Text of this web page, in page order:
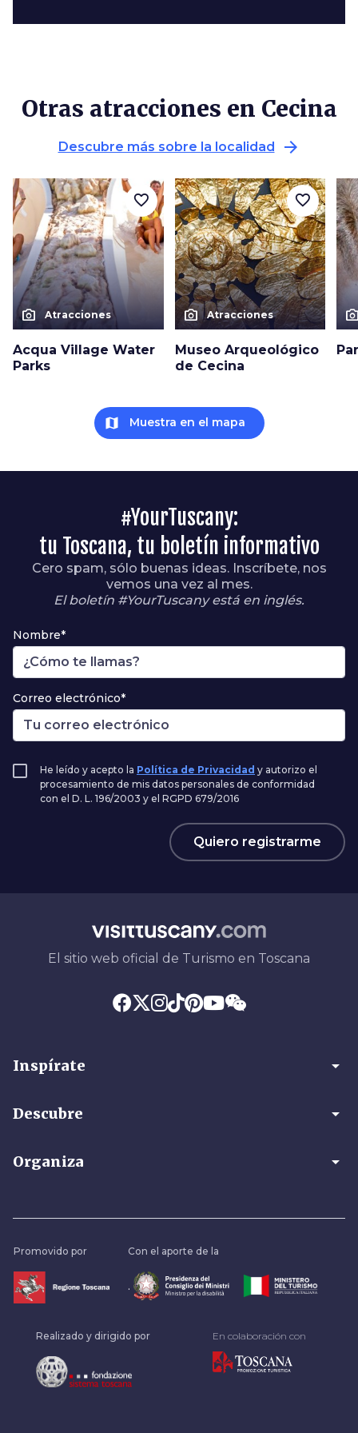
Otras atracciones en Cecina
Descubre más sobre la localidad arrow_forward
photo_camera Atracciones
Acqua Village Water
Parks
favorite_border
photo_camera Atracciones
Museo Arqueológico
de Cecina
favorite_border
map Muestra en el mapa
#YourTuscany:
tu Toscana, tu boletín informativo
Cero spam, sólo buenas ideas. Inscríbete, nos
vemos una vez al mes.
El boletín #YourTuscany está en inglés.
Nombre*
Correo electrónico*
He leído y acepto la Política de Privacidad y autorizo el
procesamiento de mis datos personales de conformidad
con el D. L. 196/2003 y el RGPD 679/2016
Quiero registrarme
El sitio web oficial de Turismo en Toscana
Inspírate arrow_drop_down
Descubre arrow_drop_down
Organiza arrow_drop_down
Promovido por Con el aporte de la
.
Realizado y dirigido por En colaboración con